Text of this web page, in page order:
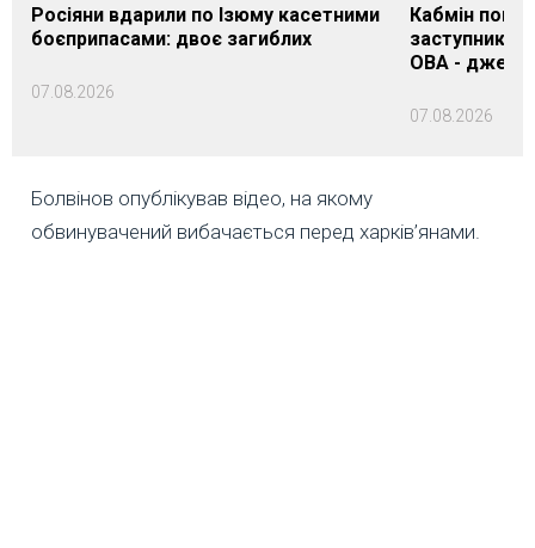
Росіяни вдарили по Ізюму касетними
боєприпасами: двоє загиблих
07.08.2026
Кабмін
заступника
ОВА -
07.08.2026
Болвінов опублікував відео, на якому
обвинувачений вибачається перед харків’янами.